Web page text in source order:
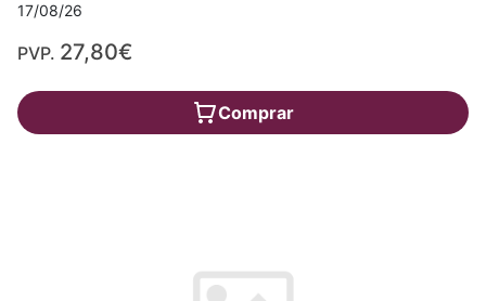
17/08/26
PVP. 27,80€
Comprar